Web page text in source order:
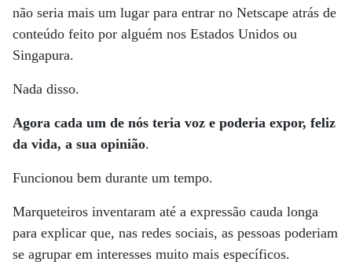
não seria mais um lugar para entrar no Netscape atrás de
conteúdo feito por alguém nos Estados Unidos ou
Singapura.
Nada disso.
Agora cada um de nós teria voz e poderia expor, feliz
da vida, a sua opinião.
Funcionou bem durante um tempo.
Marqueteiros inventaram até a expressão cauda longa
para explicar que, nas redes sociais, as pessoas poderiam
se agrupar em interesses muito mais específicos.